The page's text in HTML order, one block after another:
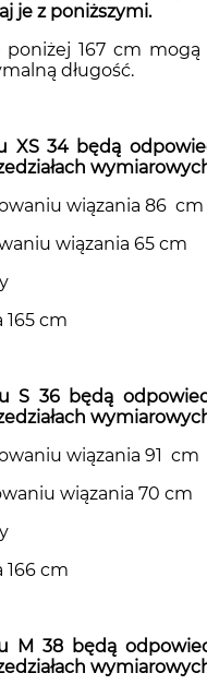
je z poniższymi.
poniżej 167 cm
długość.
XS 34 będą
wiązania 86 cm
wiązania 65 cm
165 cm
S 36
będą
wiązania 91 cm
wiązania 70 cm
166 cm
M 38 będą